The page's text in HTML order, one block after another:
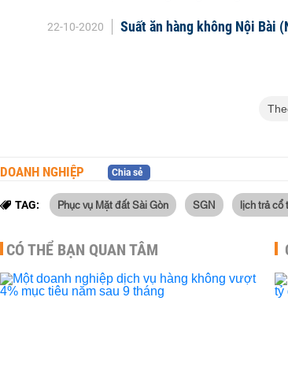
22-10-2020 Suất ăn hàng không Nội Bài
DOANH NGHIỆP Chia sẻ
TAG: Phục vụ Mặt đất Sài Gòn SGN lịch trả cổ
CÓ THỂ BẠN QUAN TÂM